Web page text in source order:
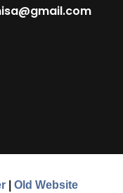
| Old Website